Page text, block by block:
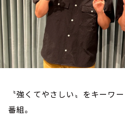
〝強くてやさしい〟をキーワ
番組。